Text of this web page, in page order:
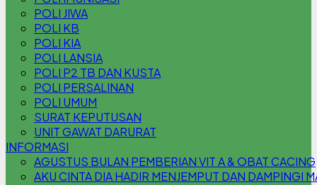
POLI JIWA
POLI KB
POLI KIA
POLI LANSIA
POLI P2 TB DAN KUSTA
POLI PERSALINAN
POLI UMUM
SURAT KEPUTUSAN
UNIT GAWAT DARURAT
INFORMASI
AGUSTUS BULAN PEMBERIAN VIT A & OBAT CACING
AKU CINTA DIA HADIR MENJEMPUT DAN DAMPINGI